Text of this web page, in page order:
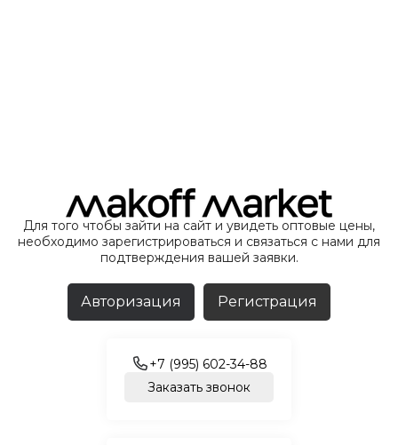
Для того чтобы зайти на сайт и увидеть оптовые цены,
необходимо зарегистрироваться и связаться с нами для
подтверждения вашей заявки.
Авторизация Регистрация
+7 (995) 602-34-88
Заказать звонок